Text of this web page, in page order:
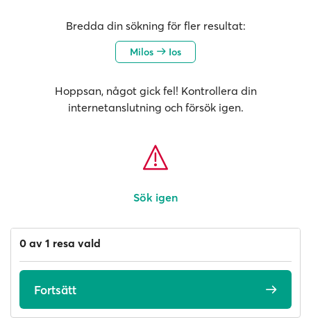
Bredda din sökning för fler resultat:
Milos Ios
Hoppsan, något gick fel! Kontrollera din
internetanslutning och försök igen.
Sök igen
0 av 1 resa vald
Fortsätt